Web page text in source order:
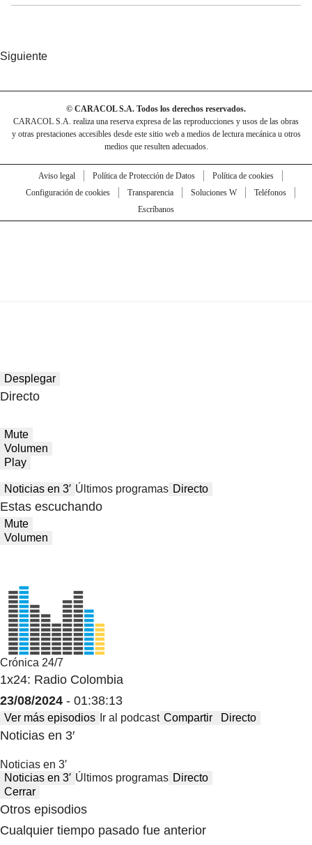
Siguiente
© CARACOL S.A. Todos los derechos reservados.
CARACOL S.A. realiza una reserva expresa de las reproducciones y usos de las obras
y otras prestaciones accesibles desde este sitio web a medios de lectura mecánica u otros
medios que resulten adecuados.
Aviso legal Política de Protección de Datos
Política de cookies
Configuración de cookies
Transparencia Soluciones W
Teléfonos
Escríbanos
Desplegar
Directo
Mute
Volumen
Play
Noticias en 3′ Últimos programas Directo
Estas escuchando
Mute
Volumen
Crónica 24/7
1x24: Radio Colombia
23/08/2024 - 01:38:13
Ver más episodios Ir al podcast Compartir Directo
Noticias en 3′
Noticias en 3′
Noticias en 3′ Últimos programas Directo
Cerrar
Otros episodios
Cualquier tiempo pasado fue anterior